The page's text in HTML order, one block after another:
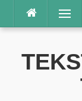
Praleisti
Meniu